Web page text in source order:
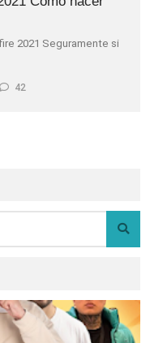
2021 Seguramente si
42